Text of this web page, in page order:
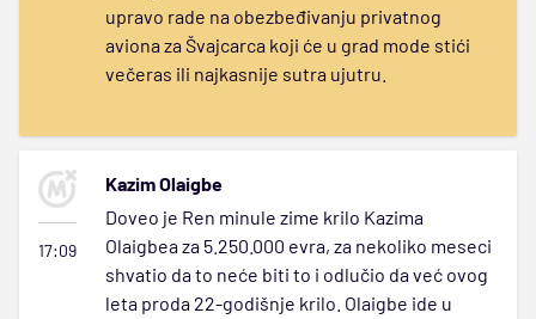
upravo rade na obezbeđivanju privatnog
aviona za Švajcarca koji će u grad mode stići
večeras ili najkasnije sutra ujutru.
17:09
Kazim Olaigbe
Doveo je Ren minule zime krilo Kazima
Olaigbea za 5.250.000 evra, za nekoliko meseci
shvatio da to neće biti to i odlučio da već ovog
leta proda 22-godišnje krilo. Olaigbe ide u